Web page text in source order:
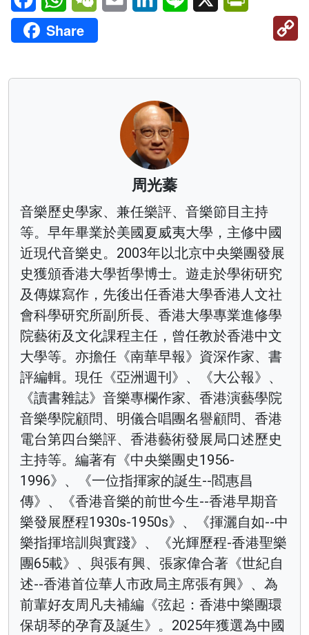
Share
周光蓁
音樂歷史學家、兼任樂評、音樂節目主持
等。早年畢業於美國夏威夷大學，主修中國
近現代音樂史。2003年以北京中央樂團發展
史獲頒香港大學哲學博士。遊走於學術研究
及傳媒寫作，先後出任香港大學香港人文社
會科學研究所副所長、香港大學專業進修學
院藝術及文化課程主任，曾任教於香港中文
大學等。亦擔任《南華早報》資深作家、書
評編輯。現任《亞洲週刊》、《大公報》、
《讀書雜誌》音樂專欄作家、香港演藝學院
音樂學院顧問、明儀合唱團名譽顧問、香港
電台第四台樂評、香港藝術發展局口述歷史
主持等。編著有《中央樂團史1956-
1996》、《一位指揮家的誕生--閻惠昌
傳》、《香港音樂的前世今生--香港早期音
樂發展歷程1930s-1950s》、《揮灑自如--中
樂指揮培訓與實踐》、《光輝歷程-香港聖樂
團65載》、與張有興、張家偉合著《世紀自
述--香港首位華人市政局主席張有興》、為
前輩好友周凡夫補編《弦起：香港中樂團環
保胡琴的孕育及誕生》。2025年獲選為中國